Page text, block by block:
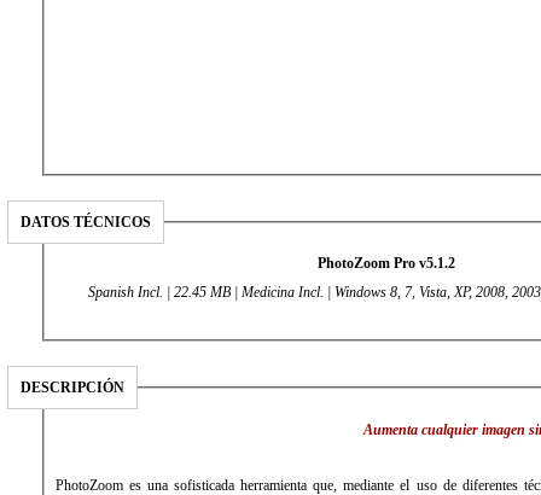
DATOS TÉCNICOS
PhotoZoom Pro v5.1.2
Spanish Incl. | 22.45 MB | Medicina Incl. | Windows 8, 7, Vista, XP, 2008,
DESCRIPCIÓN
Aumenta cualquier imagen
PhotoZoom es una sofisticada herramienta que, mediante el uso de diferentes